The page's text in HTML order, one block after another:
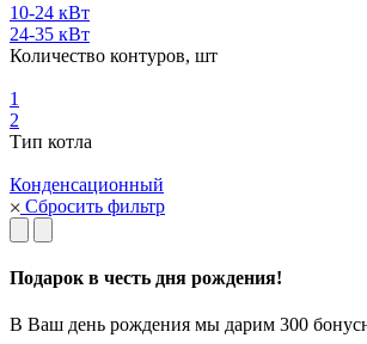
10-24 кВт
24-35 кВт
Количество контуров, шт
1
2
Тип котла
Конденсационный
Сбросить фильтр
Подарок в честь дня рождения!
В Ваш день рождения мы дарим 300